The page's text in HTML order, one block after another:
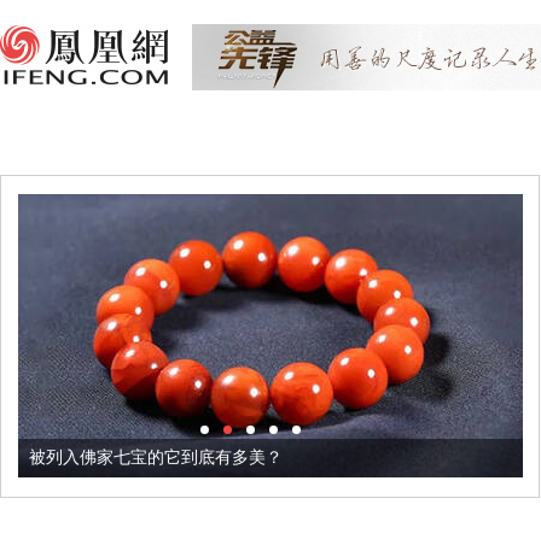
被列入佛家七宝的它到底有多美？